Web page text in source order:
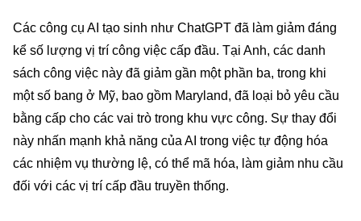
Các công cụ AI tạo sinh như ChatGPT đã làm giảm đáng
kể số lượng vị trí công việc cấp đầu. Tại Anh, các danh
sách công việc này đã giảm gần một phần ba, trong khi
một số bang ở Mỹ, bao gồm Maryland, đã loại bỏ yêu cầu
bằng cấp cho các vai trò trong khu vực công. Sự thay đổi
này nhấn mạnh khả năng của AI trong việc tự động hóa
các nhiệm vụ thường lệ, có thể mã hóa, làm giảm nhu cầu
đối với các vị trí cấp đầu truyền thống.